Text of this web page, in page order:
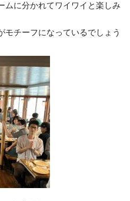
ムに分かれてワイワイと楽しみ
モチーフになっているでしょう